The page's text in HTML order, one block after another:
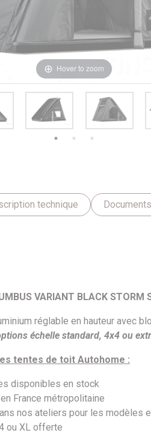
Hover to zoom
technique Documents
VARIANT BLACK STORM
réglable en hauteur avec
échelle standard, 4x4 ou
tentes de toit Autohome :
disponibles en stock
France métropolitaine
nos ateliers pour les modèles
ou XL offerte